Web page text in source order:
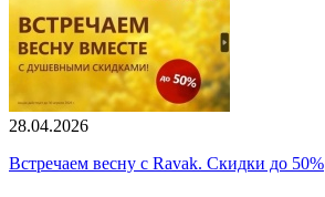
28.04.2026
Встречаем весну с Ravak. Скидки до 50%